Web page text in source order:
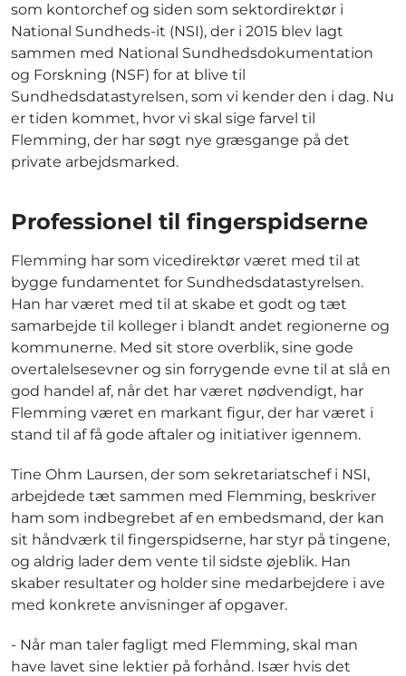
som kontorchef og siden som sektordirektør i
National Sundheds-it (NSI), der i 2015 blev lagt
sammen med National Sundhedsdokumentation
og Forskning (NSF) for at blive til
Sundhedsdatastyrelsen, som vi kender den i dag. Nu
er tiden kommet, hvor vi skal sige farvel til
Flemming, der har søgt nye græsgange på det
private arbejdsmarked.
Professionel til fingerspidserne
Flemming har som vicedirektør været med til at
bygge fundamentet for Sundhedsdatastyrelsen.
Han har været med til at skabe et godt og tæt
samarbejde til kolleger i blandt andet regionerne og
kommunerne. Med sit store overblik, sine gode
overtalelsesevner og sin forrygende evne til at slå en
god handel af, når det har været nødvendigt, har
Flemming været en markant figur, der har været i
stand til af få gode aftaler og initiativer igennem.
Tine Ohm Laursen, der som sekretariatschef i NSI,
arbejdede tæt sammen med Flemming, beskriver
ham som indbegrebet af en embedsmand, der kan
sit håndværk til fingerspidserne, har styr på tingene,
og aldrig lader dem vente til sidste øjeblik. Han
skaber resultater og holder sine medarbejdere i ave
med konkrete anvisninger af opgaver.
- Når man taler fagligt med Flemming, skal man
have lavet sine lektier på forhånd. Især hvis det